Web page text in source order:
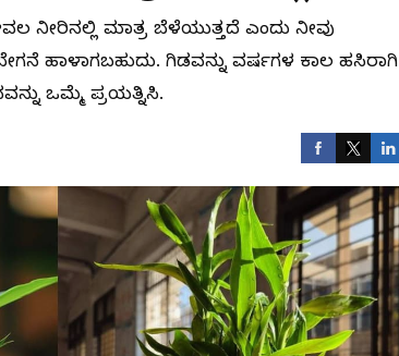
ನೀರಿನಲ್ಲಿ ಮಾತ್ರ ಬೆಳೆಯುತ್ತದೆ ಎಂದು ನೀವು
ಹಾಳಾಗಬಹುದು. ಗಿಡವನ್ನು ವರ್ಷಗಳ ಕಾಲ ಹಸಿರಾಗಿ
ಒಮ್ಮೆ ಪ್ರಯತ್ನಿಸಿ.